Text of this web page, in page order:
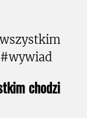
chodzi